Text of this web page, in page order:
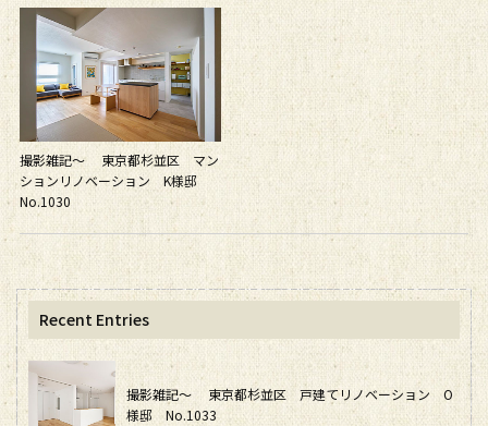
撮影雑記～ 東京都杉並区 マン
ションリノベーション K様邸
No.1030
Recent Entries
撮影雑記～ 東京都杉並区 戸建てリノベーション O
様邸 No.1033